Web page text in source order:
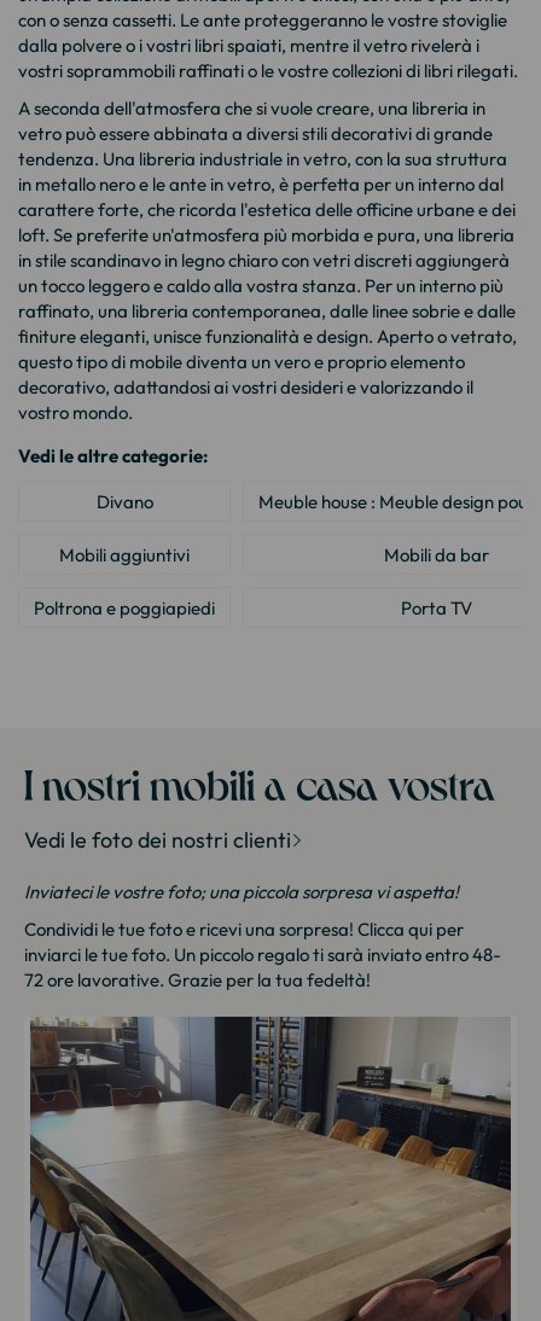
con o senza cassetti. Le ante proteggeranno le vostre stoviglie
dalla polvere o i vostri libri spaiati, mentre il vetro rivelerà i
vostri soprammobili raffinati o le vostre collezioni di libri rilegati.
A seconda dell'atmosfera che si vuole creare, una libreria in
vetro può essere abbinata a diversi stili decorativi di grande
tendenza. Una libreria industriale in vetro, con la sua struttura
in metallo nero e le ante in vetro, è perfetta per un interno dal
carattere forte, che ricorda l'estetica delle officine urbane e dei
loft. Se preferite un'atmosfera più morbida e pura, una libreria
in stile scandinavo in legno chiaro con vetri discreti aggiungerà
un tocco leggero e caldo alla vostra stanza. Per un interno più
raffinato, una libreria contemporanea, dalle linee sobrie e dalle
finiture eleganti, unisce funzionalità e design. Aperto o vetrato,
questo tipo di mobile diventa un vero e proprio elemento
decorativo, adattandosi ai vostri desideri e valorizzando il
vostro mondo.
Vedi le altre categorie:
Divano
Meuble house : Meuble design pour
Mobili aggiuntivi Mobili da bar
Poltrona e poggiapiedi Porta TV
I nostri mobili a casa vostra
Vedi le foto dei nostri clienti
Inviateci le vostre foto; una piccola sorpresa vi aspetta!
Condividi le tue foto e ricevi una sorpresa! Clicca qui per
inviarci le tue foto. Un piccolo regalo ti sarà inviato entro 48-
72 ore lavorative. Grazie per la tua fedeltà!